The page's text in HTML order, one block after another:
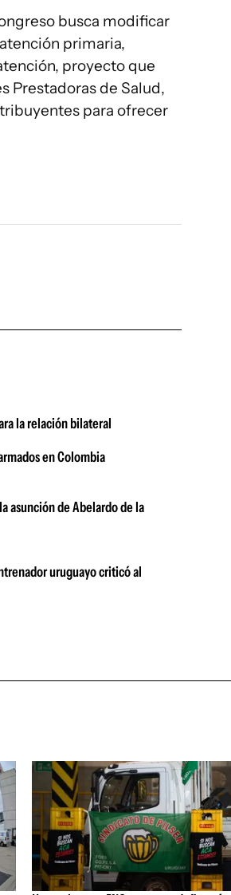
busca modificar
primaria,
proyecto que
Prestadoras de Salud,
para ofrecer
la relación bilateral
en Colombia
asunción de Abelardo de la
uruguayo criticó al